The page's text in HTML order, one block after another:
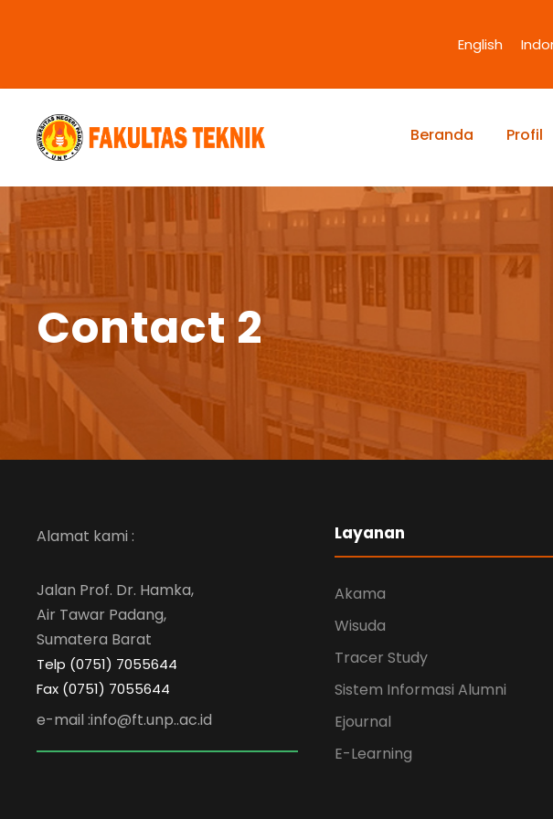
English
Beranda Profil
Contact 2
Alamat kami :
Jalan Prof. Dr. Hamka,
Air Tawar Padang,
Sumatera Barat
Telp (0751) 7055644
Fax (0751) 7055644
e-mail :info@ft.unp..ac.id
Layanan
Akama
Wisuda
Tracer Study
Sistem Informasi Alumni
Ejournal
E-Learning